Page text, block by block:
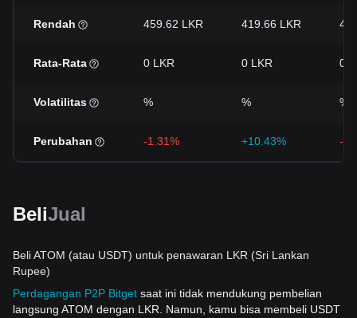
Rendah 459.62 LKR 419.66 LKR
Rata-Rata 0 LKR 0 LKR 0
Volatilitas % % %
Perubahan -1.31% +10.43% -
BeliJual
Beli ATOM (atau USDT) untuk penawaran LKR (Sri Lankan
Rupee)
Perdagangan P2P Bitget saat ini tidak mendukung pembelian
langsung ATOM dengan LKR. Namun, kamu bisa membeli USDT